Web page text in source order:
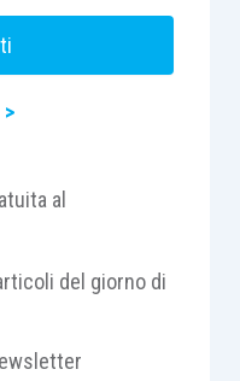
al
del giorno di